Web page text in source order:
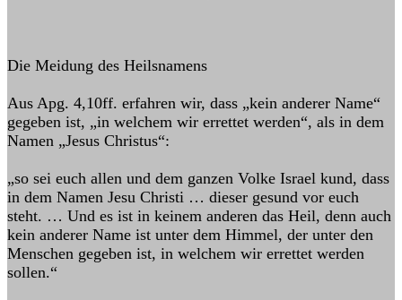
Die Meidung des Heilsnamens
Aus Apg. 4,10ff. erfahren wir, dass „kein anderer Name“
gegeben ist, „in welchem wir errettet werden“, als in dem
Namen „Jesus Christus“:
„so sei euch allen und dem ganzen Volke Israel kund, dass
in dem Namen Jesu Christi … dieser gesund vor euch
steht. … Und es ist in keinem anderen das Heil, denn auch
kein anderer Name ist unter dem Himmel, der unter den
Menschen gegeben ist, in welchem wir errettet werden
sollen.“